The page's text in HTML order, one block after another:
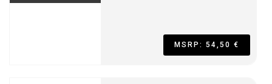
MSRP: 54,50 €